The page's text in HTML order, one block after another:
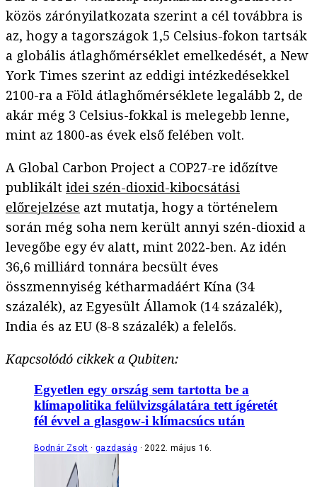
közös zárónyilatkozata szerint a cél továbbra is
az, hogy a tagországok 1,5 Celsius-fokon tartsák
a globális átlaghőmérséklet emelkedését, a New
York Times szerint az eddigi intézkedésekkel
2100-ra a Föld átlaghőmérséklete legalább 2, de
akár még 3 Celsius-fokkal is melegebb lenne,
mint az 1800-as évek első felében volt.
A Global Carbon Project a COP27-re időzítve
publikált idei szén-dioxid-kibocsátási
előrejelzése azt mutatja, hogy a történelem
során még soha nem került annyi szén-dioxid a
levegőbe egy év alatt, mint 2022-ben. Az idén
36,6 milliárd tonnára becsült éves
összmennyiség kétharmadáért Kína (34
százalék), az Egyesült Államok (14 százalék),
India és az EU (8-8 százalék) a felelős.
Kapcsolódó cikkek a Qubiten:
Egyetlen egy ország sem tartotta be a
klímapolitika felülvizsgálatára tett ígéretét
fél évvel a glasgow-i klímacsúcs után
Bodnár Zsolt gazdaság 2022. május 16.